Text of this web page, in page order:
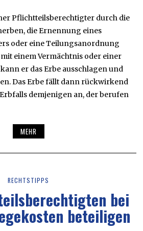
Pflichtteilsberechtigter durch die
die Ernennung eines
oder eine Teilungsanordnung
einem Vermächtnis oder einer
er das Erbe ausschlagen und
Das Erbe fällt dann rückwirkend
demjenigen an, der berufen
MEHR
RECHTSTIPPS
bei
beteiligen